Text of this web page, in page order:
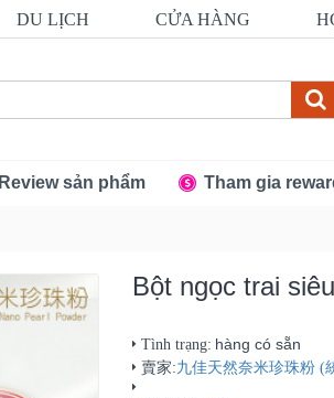
DU LỊCH CỬA HÀNG
Review sản phẩm Tham gia
Bột ngọc trai
Tình trạng: hàng có sẵn
賣家:九佳天然奈米珍珠粉 (